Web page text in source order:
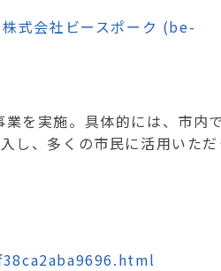
式会社ビースポーク (be-
を実施。具体的には、市内
し、多くの市民に活用いただ